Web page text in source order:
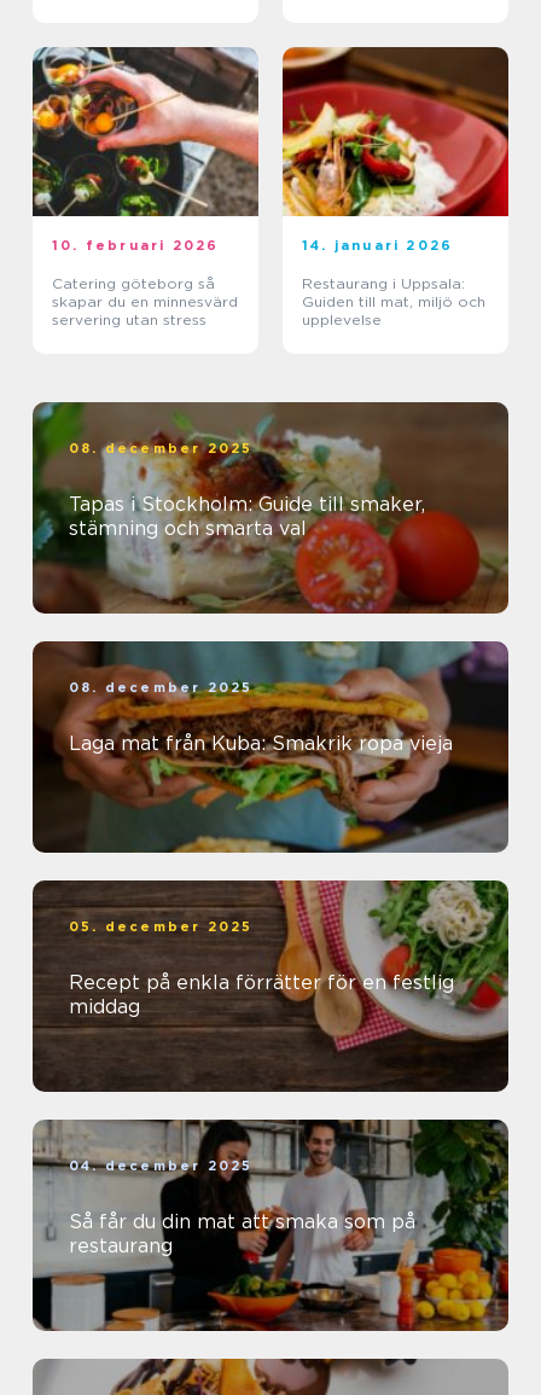
10. februari 2026
Catering göteborg så
skapar du en minnesvärd
servering utan stress
14. januari 2026
Restaurang i Uppsala:
Guiden till mat, miljö och
upplevelse
08. december 2025
Tapas i Stockholm: Guide till smaker,
stämning och smarta val
08. december 2025
Laga mat från Kuba: Smakrik ropa vieja
05. december 2025
Recept på enkla förrätter för en festlig
middag
04. december 2025
Så får du din mat att smaka som på
restaurang